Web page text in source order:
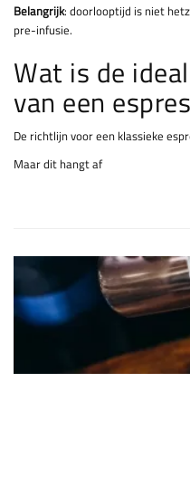
Belangrijk: doorlooptijd is niet
pre-infusie.
Wat is de
van een
De richtlijn voor een klassieke
Maar dit hangt af